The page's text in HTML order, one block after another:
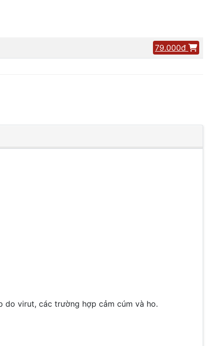
79.000đ
do virut, các trường hợp cảm cúm và ho.